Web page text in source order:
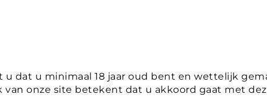
dat u minimaal 18 jaar oud bent en wettelijk
onze site betekent dat u akkoord gaat met